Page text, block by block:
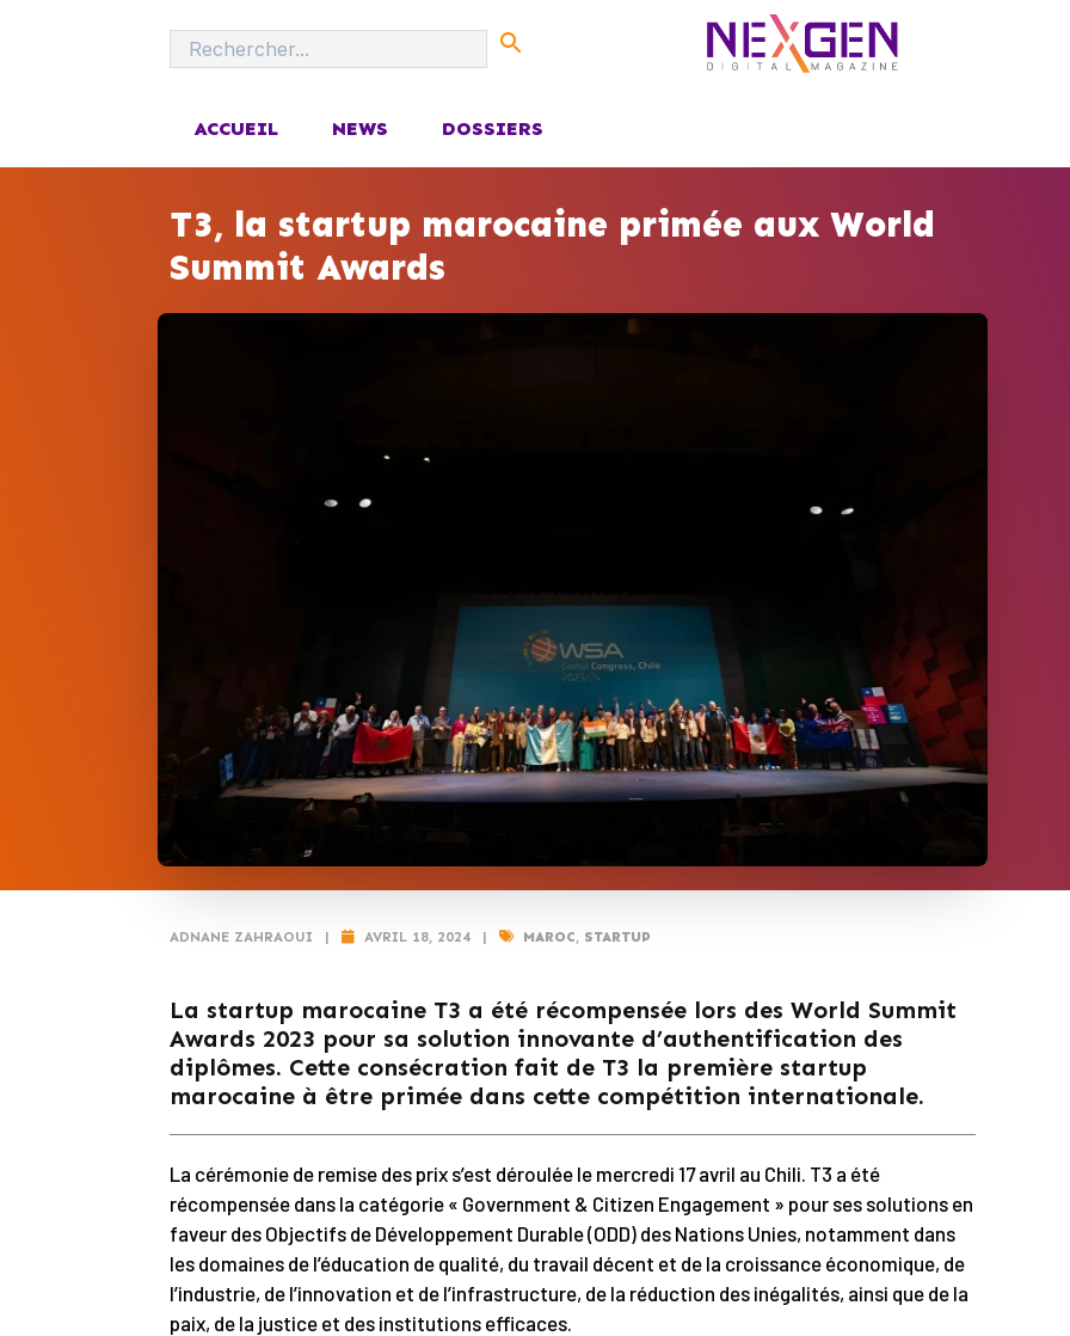
ACCUEIL NEWS DOSSIERS
T3, la startup marocaine primée aux World
Summit Awards
ADNANE ZAHRAOUI | AVRIL 18, 2024 | MAROC, STARTUP
La startup marocaine T3 a été récompensée lors des World Summit
Awards 2023 pour sa solution innovante d’authentification des
diplômes. Cette consécration fait de T3 la première startup
marocaine à être primée dans cette compétition internationale.
La cérémonie de remise des prix s’est déroulée le mercredi 17 avril au Chili. T3 a été
récompensée dans la catégorie « Government & Citizen Engagement » pour ses solutions en
faveur des Objectifs de Développement Durable (ODD) des Nations Unies, notamment dans
les domaines de l’éducation de qualité, du travail décent et de la croissance économique, de
l’industrie, de l’innovation et de l’infrastructure, de la réduction des inégalités, ainsi que de la
paix, de la justice et des institutions efficaces.